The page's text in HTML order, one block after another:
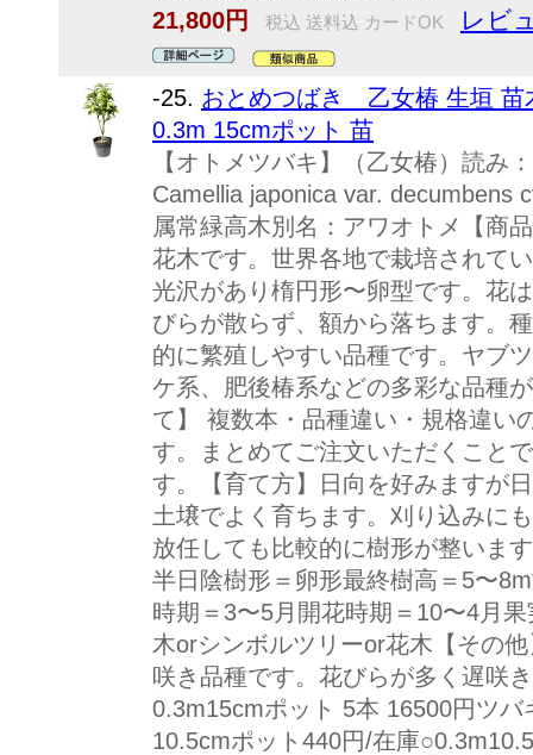
21,800円
税込 送料込 カードOK レビ
-25. おとめつばき 乙女椿 生垣 苗
0.3m 15cmポット 苗
【オトメツバキ】（乙女椿）読み
Camellia japonica var. decumbens
属常緑高木別名：アワオトメ【商
花木です。世界各地で栽培されて
光沢があり楕円形〜卵型です。花
びらが散らず、額から落ちます。
的に繁殖しやすい品種です。ヤブ
ケ系、肥後椿系などの多彩な品種
て】 複数本・品種違い・規格違い
す。まとめてご注文いただくこと
す。【育て方】日向を好みますが
土壌でよく育ちます。刈り込みに
放任しても比較的に樹形が整いま
半日陰樹形＝卵形最終樹高＝5〜
時期＝3〜5月開花時期＝10〜4月
木orシンボルツリーor花木【その
咲き品種です。花びらが多く遅
0.3m15cmポット 5本 16500円ツ
10.5cmポット440円/在庫